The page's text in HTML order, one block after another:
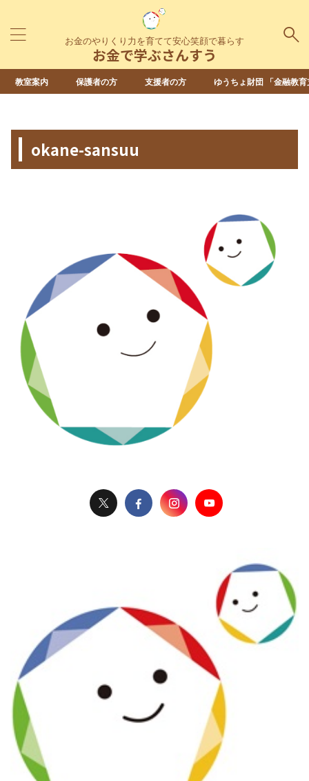
お金のやりくり力を育てて安心笑顔で暮らす
お金で学ぶさんすう
教室案内 保護者の方 支援者の方 ゆうちょ財団 「金融教
okane-sansuu